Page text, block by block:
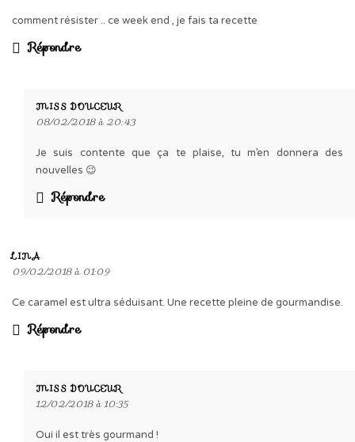
comment résister .. ce week end , je fais ta recette
Répondre
MISS DOUCEUR
08/02/2018 à 20:43
Je suis contente que ça te plaise, tu m’en donnera des
nouvelles 😉
Répondre
LINA
09/02/2018 à 01:09
Ce caramel est ultra séduisant. Une recette pleine de gourmandise.
Répondre
MISS DOUCEUR
12/02/2018 à 10:35
Oui il est très gourmand !